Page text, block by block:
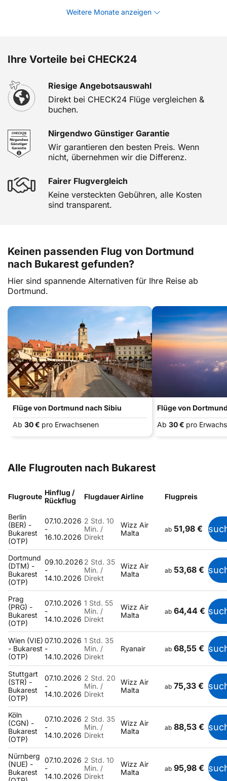
Weitere Monate anzeigen
Ihre Vorteile bei CHECK24
Riesige Angebotsauswahl
Direkt bei CHECK24 Flüge vergleichen &
buchen.
Nirgendwo Günstiger Garantie
Wir garantieren den besten Preis. Wenn
nicht, übernehmen wir die Differenz.
Fairer Flugvergleich
Keine versteckten Gebühren, alle Kosten
sind transparent.
Keinen passenden Flug von Dortmund
nach Bukarest gefunden?
Hier sind spannende Alternativen für Ihre Reise ab
Dortmund.
Flüge von Dortmund nach Sibiu
Ab 30 € pro Erwachsenen
Flüge von
Ab 30 € pro
Alle Flugrouten nach Bukarest
Flugroute Hinflug /
Rückflug
FlugdauerAirline Flugpreis
Berlin
(BER) -
Bukarest
(OTP)
07.10.2026
-
16.10.2026
2 Std. 10
Min. /
Direkt
Wizz Air
Malta
ab 51,98 €
Dortmund
(DTM) -
Bukarest
(OTP)
09.10.2026
-
14.10.2026
2 Std. 35
Min. /
Direkt
Wizz Air
Malta
ab 53,68 €
Prag
(PRG) -
Bukarest
(OTP)
07.10.2026
-
14.10.2026
1 Std. 55
Min. /
Direkt
Wizz Air
Malta
ab 64,44 €
Wien (VIE)
- Bukarest
(OTP)
07.10.2026
-
14.10.2026
1 Std. 35
Min. /
Direkt
Ryanair ab 68,55 €
Stuttgart
(STR) -
Bukarest
(OTP)
07.10.2026
-
14.10.2026
2 Std. 20
Min. /
Direkt
Wizz Air
Malta
ab 75,33 €
Köln
(CGN) -
Bukarest
(OTP)
07.10.2026
-
14.10.2026
2 Std. 35
Min. /
Direkt
Wizz Air
Malta
ab 88,53 €
Nürnberg
(NUE) -
Bukarest
07.10.2026
-
14.10.2026
2 Std. 10
Min. /
Direkt
Wizz Air
Malta
ab 95,98 €